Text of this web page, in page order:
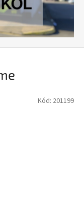
Kód: 201199